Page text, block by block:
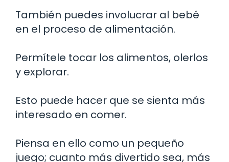
También puedes involucrar al bebé
en el proceso de alimentación.
Permítele tocar los alimentos, olerlos
y explorar.
Esto puede hacer que se sienta más
interesado en comer.
Piensa en ello como un pequeño
juego; cuanto más divertido sea, más